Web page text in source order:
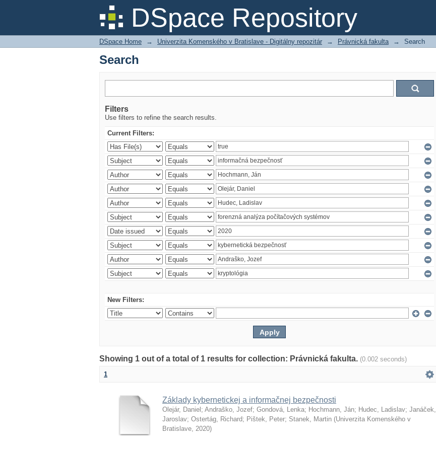
DSpace Repository
Search
DSpace Home → Univerzita Komenského v Bratislave - Digitálny repozitár → Právnická fakulta → Search
Search
Filters
Use filters to refine the search results.
Current Filters:
New Filters:
Showing 1 out of a total of 1 results for collection: Právnická fakulta. (0.002 seconds)
1
Základy kybernetickej a informačnej bezpečnosti
Olejár, Daniel ; Andraško, Jozef; Gondová, Lenka; Hochmann, Ján; Hudec, Ladislav; Janáček,
Jaroslav; Ostertág, Richard; Pištek, Peter; Stanek, Martin (Univerzita Komenského v
Bratislave, 2020)